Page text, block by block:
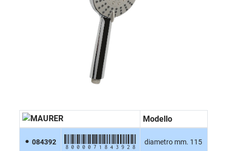
Modello
084392 8000071843928 diametro mm. 115